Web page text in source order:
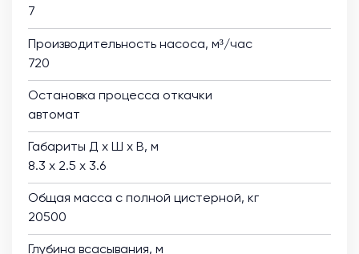
7
Производительность насоса, м³/час
720
Остановка процесса откачки
автомат
Габариты Д х Ш х В, м
8.3 х 2.5 х 3.6
Общая масса с полной цистерной, кг
20500
Глубина всасывания, м